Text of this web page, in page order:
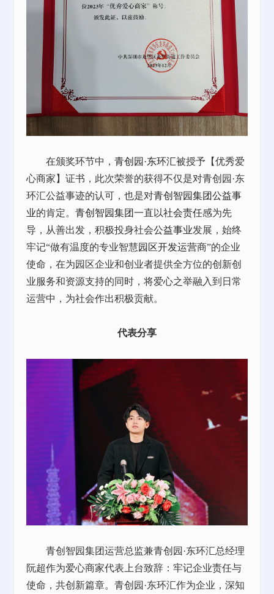
在颁奖环节中，青创园·东环汇被授予【优秀爱
心商家】证书，此次荣誉的获得不仅是对青创园·东
环汇公益事迹的认可，也是对青创智园集团公益事
业的肯定。青创智园集团一直以社会责任感为先
导，从善出发，积极投身社会公益事业发展，始终
牢记“做有温度的专业智慧园区开发运营商”的企业
使命，在为园区企业和创业者提供全方位的创新创
业服务和资源支持的同时，将爱心之举融入到日常
运营中，为社会作出积极贡献。
代表分享
青创智园集团运营总监兼青创园·东环汇总经理
阮超作为爱心商家代表上台致辞：牢记企业责任与
使命，共创新篇章。青创园·东环汇作为企业，深知